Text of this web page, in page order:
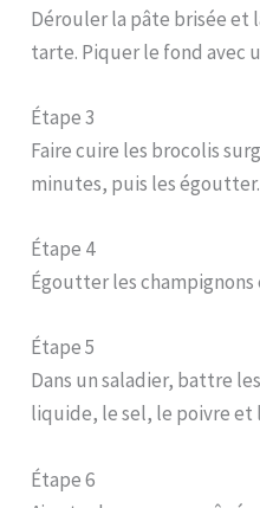
Dérouler la pâte brisée et
tarte. Piquer le fond avec
Étape 3
Faire cuire les brocolis
minutes, puis les égoutter.
Étape 4
Égoutter les champignons
Étape 5
Dans un saladier, battre
liquide, le sel, le poivre et
Étape 6